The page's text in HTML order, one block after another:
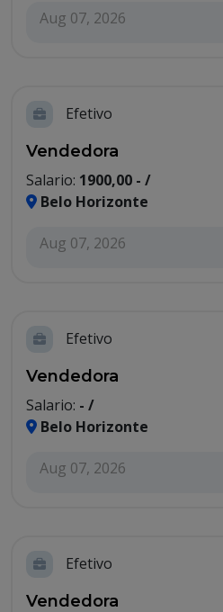
Aug 07, 2026
Efetivo
Vendedora
Salario: 1900,00 - /
Belo Horizonte
Aug 07, 2026
Efetivo
Vendedora
Salario: - /
Belo Horizonte
Aug 07, 2026
Efetivo
Vendedora